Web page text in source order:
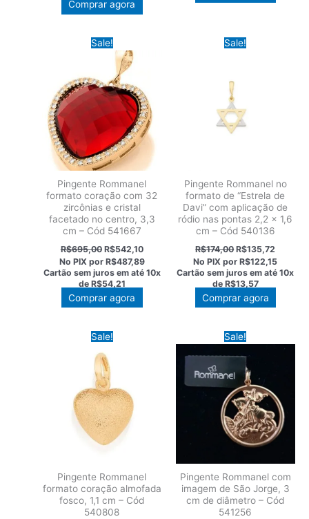
Comprar agora
Sale!
Pingente Rommanel
formato coração com 32
zircônias e cristal
facetado no centro, 3,3
cm – Cód 541667
R$695,00 O
preço
original
era:
R$695,00.
R$542,10O
preço
atual
é:
R$542,10.
No PIX por R$487,89
Cartão sem juros em até 10x
deR$54,21
Comprar agora
Sale!
Pingente Rommanel no
formato de “Estrela de
Davi” com aplicação de
ródio nas pontas 2,2 x 1,6
cm – Cód 540136
R$174,00O
preço
original
era:
R$174,00.
R$135,72
preço
atual
é:
No PIX porR$122,15
Cartão sem juros em até10x
deR$13,57
Comprar agora
Sale!
Pingente Rommanel
formato coração almofada
fosco, 1,1 cm – Cód
540808
Sale!
Pingente Rommanel com
imagem de São Jorge, 3
cm de diâmetro – Cód
541256